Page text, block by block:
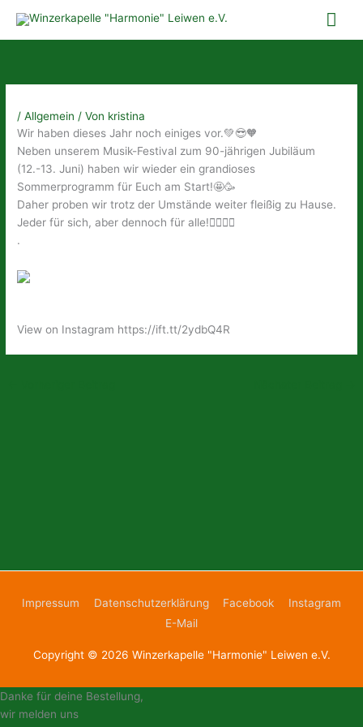
Inhalt
springen
/Allgemein / Von kristina
Wir haben dieses Jahr noch einiges vor.💚😎🧡
Neben unserem Musik-Festival zum 90-jährigen Jubiläum
(12.-13. Juni) haben wir wieder ein grandioses
Sommerprogramm für Euch am Start!🤩🥳
Daher proben wir trotz der Umstände weiter fleißig zu Hause.
Jeder für sich, aber dennoch für alle!👍🏻💪🏻
.
View on Instagram https://ift.tt/2ydbQ4R
Impressum Datenschutzerklärung Facebook
Instagram
E-Mail
Copyright © 2026 Winzerkapelle "Harmonie" Leiwen e.V.
Danke für deine Bestellung,
wir melden uns